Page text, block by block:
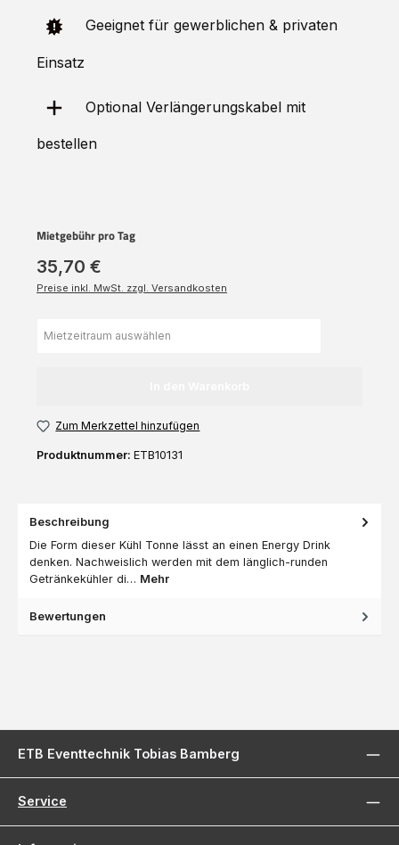
Geeignet für gewerblichen & privaten
Einsatz
Optional Verlängerungskabel mit
bestellen
Mietgebühr pro Tag
35,70 €
Preise inkl. MwSt. zzgl. Versandkosten
Zum Merkzettel hinzufügen
Produktnummer: ETB10131
Beschreibung
Die Form dieser Kühl Tonne lässt an einen Energy Drink
denken. Nachweislich werden mit dem länglich-runden
Getränkekühler di… Mehr
Bewertungen
ETB Eventtechnik Tobias Bamberg
Service